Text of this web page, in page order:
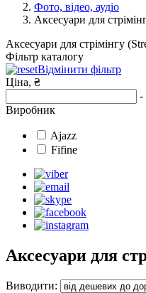
Фото, відео, аудіо
Аксесуари для
Аксесуари для стрімінгу
Фільтр каталогу
Відмінити фільтр
Ціна, ₴
-
Виробник
Ajazz
Fifine
Аксесуари для
Виводити: